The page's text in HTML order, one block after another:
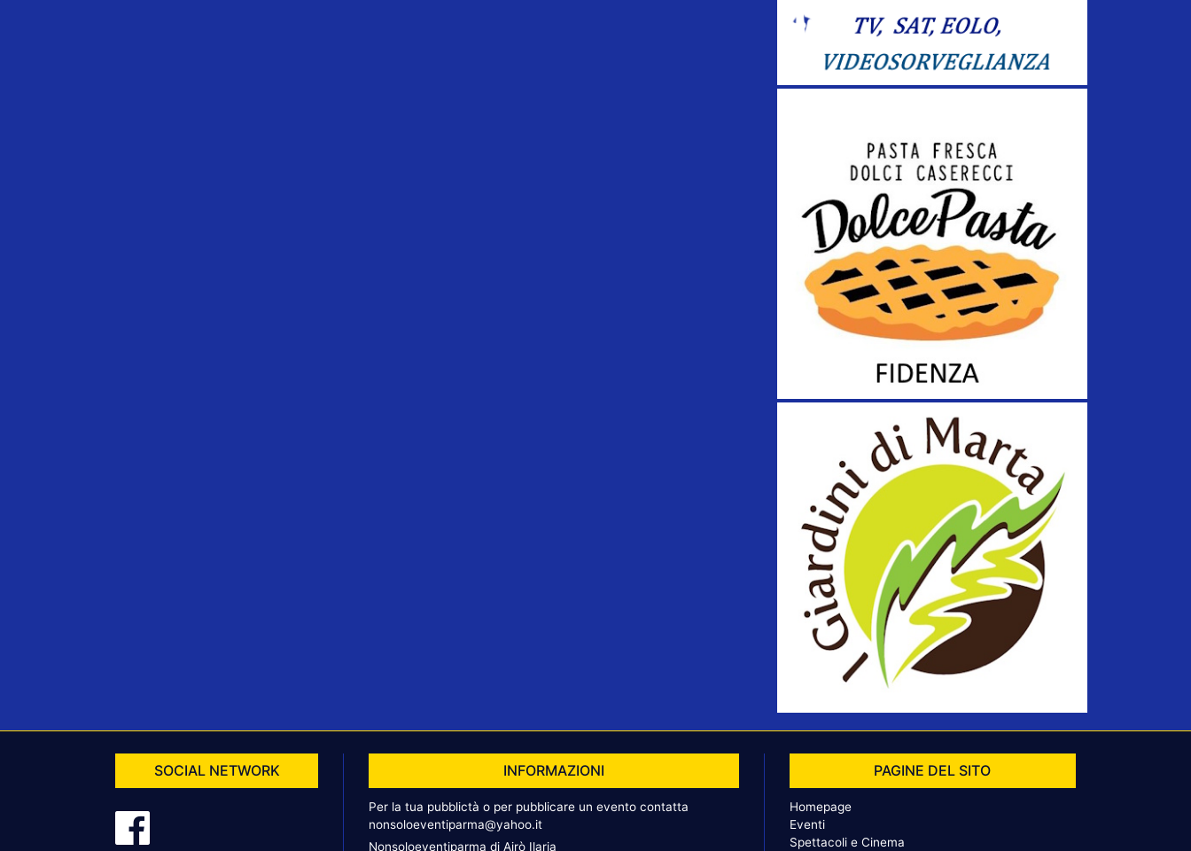
SOCIAL NETWORK INFORMAZIONI
Per la tua pubblictà o per pubblicare un evento contatta
nonsoloeventiparma@yahoo.it
Nonsoloeventiparma di Airò Ilaria
PAGINE DEL SITO
Homepage
Eventi
Spettacoli e Cinema